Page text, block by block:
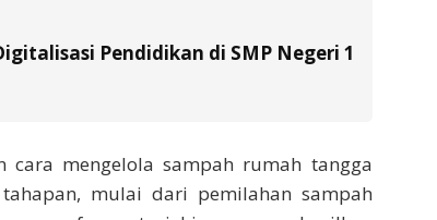
Pendidikan di SMP Negeri 1
cara mengelola sampah rumah tangga
mulai dari pemilahan sampah